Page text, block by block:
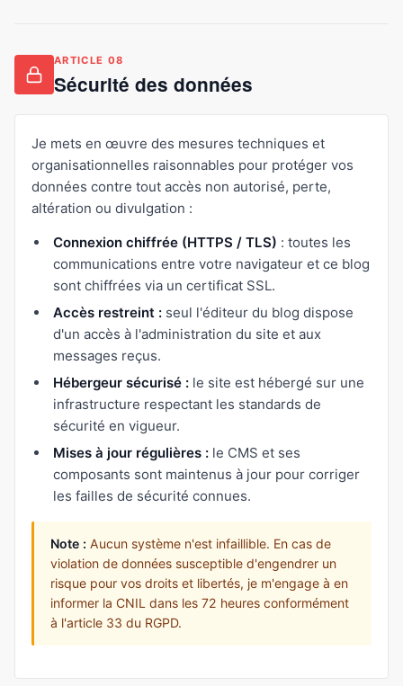
ARTICLE 08
Sécurité des données
Je mets en œuvre des mesures techniques et
organisationnelles raisonnables pour protéger vos
données contre tout accès non autorisé, perte,
altération ou divulgation :
Connexion chiffrée (HTTPS / TLS) : toutes les
communications entre votre navigateur et ce blog
sont chiffrées via un certificat SSL.
Accès restreint : seul l'éditeur du blog dispose
d'un accès à l'administration du site et aux
messages reçus.
Hébergeur sécurisé : le site est hébergé sur une
infrastructure respectant les standards de
sécurité en vigueur.
Mises à jour régulières : le CMS et ses
composants sont maintenus à jour pour corriger
les failles de sécurité connues.
Note : Aucun système n'est infaillible. En cas de
violation de données susceptible d'engendrer un
risque pour vos droits et libertés, je m'engage à en
informer la CNIL dans les 72 heures conformément
à l'article 33 du RGPD.